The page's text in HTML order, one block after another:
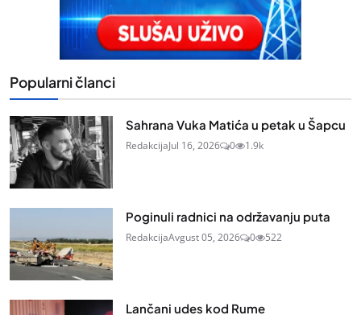
Popularni članci
Sahrana Vuka Matića u petak u Šapcu
RedakcijaJul 16, 2026 0 1.9k
Poginuli radnici na održavanju puta
RedakcijaAvgust 05, 2026 0 522
Lančani udes kod Rume